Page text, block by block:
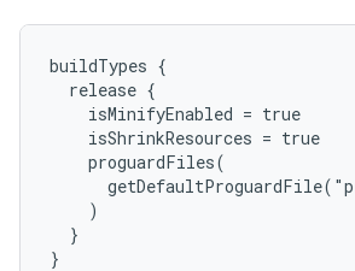
buildTypes {
  release {
    isMinifyEnabled = true
    isShrinkResources = true
    proguardFiles(
    )
  }
}